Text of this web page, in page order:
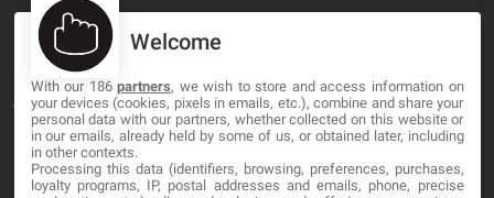
OUR COMPANY
About
Blog
Contact
Welcome
With our 186partners, we wish to store and access information on
your devices (cookies, pixels in emails, etc.), combine and share your
personal data with our partners, whether collected on this website or
in our emails, already held by some of us, or obtained later, including
in other contexts.
Processing this data (identifiers, browsing, preferences, purchases,
loyalty programs, IP, postal addresses and emails, phone, precise